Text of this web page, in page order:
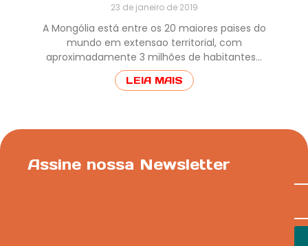
23 de janeiro de 2019
A Mongólia está entre os 20 maiores paises do
mundo em extensao territorial, com
aproximadamente 3 milhões de habitantes…
LEIA MAIS
Assine nossa Newsletter